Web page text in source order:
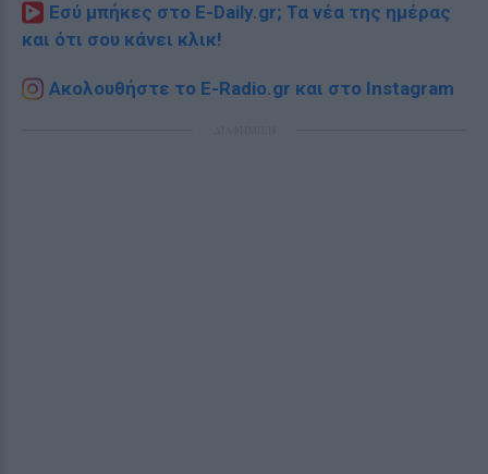
Εσύ μπήκες στο E-Daily.gr; Τα νέα της ημέρας
και ότι σου κάνει κλικ!
Ακολουθήστε το E-Radio.gr και στο Instagram